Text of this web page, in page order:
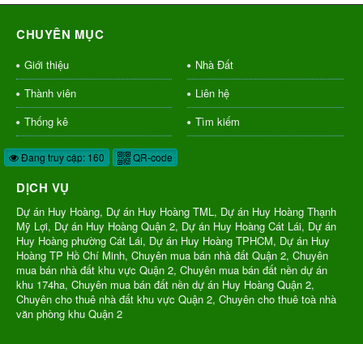
CHUYÊN MỤC
Giới thiệu
Nhà Đất
Thành viên
Liên hệ
Thống kê
Tìm kiếm
Đang truy cập: 160 QR-code
DỊCH VỤ
Dự án Huy Hoàng, Dự án Huy Hoàng TML, Dự án Huy Hoàng Thạnh
Mỹ Lợi, Dự án Huy Hoàng Quận 2, Dự án Huy Hoàng Cát Lái, Dự án
Huy Hoàng phường Cát Lái, Dự án Huy Hoàng TPHCM, Dự án Huy
Hoàng TP Hồ Chí Minh, Chuyên mua bán nhà đất Quận 2, Chuyên
mua bán nhà đất khu vực Quận 2, Chuyên mua bán đất nền dự án
khu 174ha, Chuyên mua bán đất nền dự án Huy Hoàng Quận 2,
Chuyên cho thuê nhà đất khu vực Quận 2, Chuyên cho thuê toà nhà
văn phòng khu Quận 2